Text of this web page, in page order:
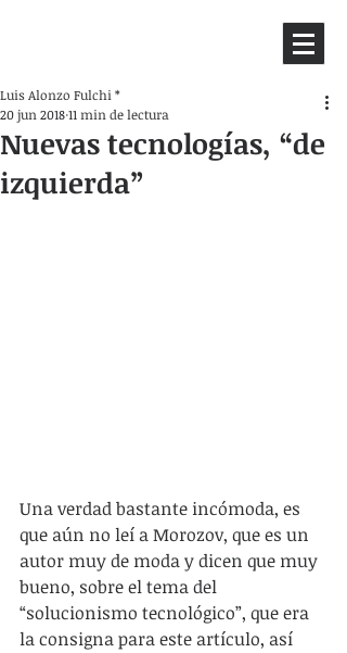
Nuevas tecnologías, “de
izquierda”
Luis Alonzo Fulchi *
20 jun 201811 min de lectura
Una verdad bastante incómoda, es
que aún no leí a Morozov, que es un
autor muy de moda y dicen que muy
bueno, sobre el tema del
“solucionismo tecnológico”, que era
la consigna para este artículo, así